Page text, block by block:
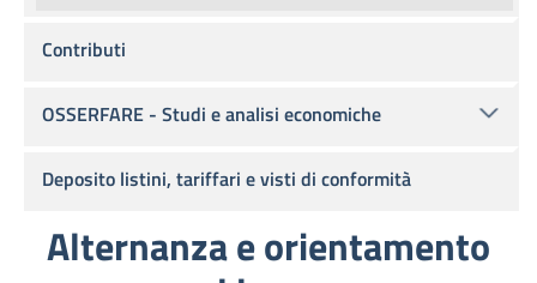
Alternanza e orientamento
Contributi
OSSERFARE - Studi e analisi economiche
Deposito listini, tariffari e visti di conformità